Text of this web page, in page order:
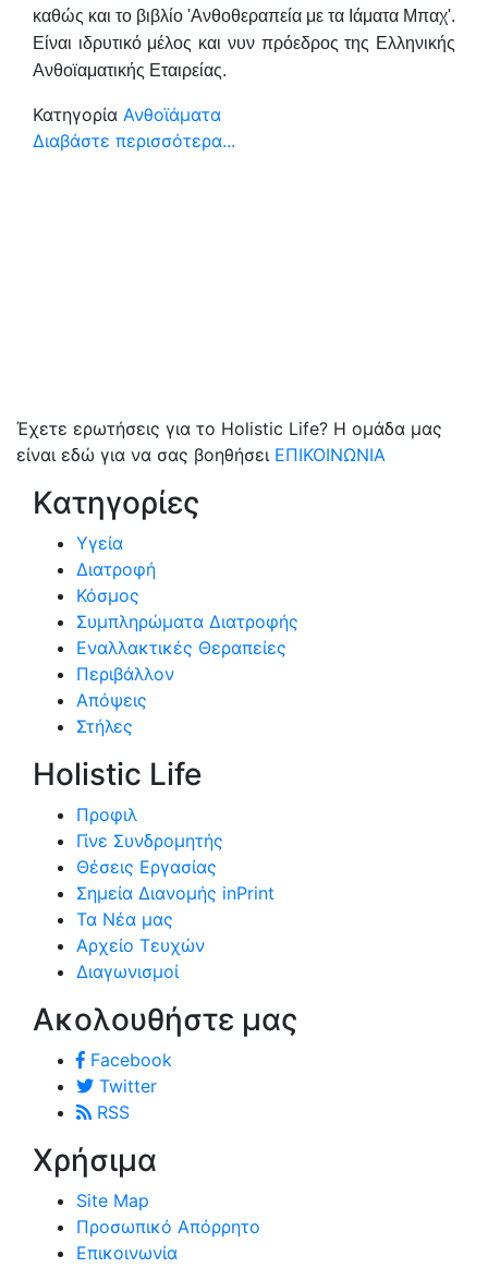
καθώς και το βιβλίο 'Ανθοθεραπεία με τα Ιάματα Μπαχ'.
Είναι ιδρυτικό μέλος και νυν πρόεδρος της Ελληνικής
Ανθοϊαματικής Εταιρείας.
Κατηγορία Ανθοϊάματα
Διαβάστε περισσότερα...
Έχετε ερωτήσεις για το Holistic Life? Η ομάδα μας
είναι εδώ για να σας βοηθήσει ΕΠΙΚΟΙΝΩΝΙΑ
Κατηγορίες
Υγεία
Διατροφή
Κόσμος
Συμπληρώματα Διατροφής
Εναλλακτικές Θεραπείες
Περιβάλλον
Απόψεις
Στήλες
Holistic Life
Προφιλ
Γίνε Συνδρομητής
Θέσεις Εργασίας
Σημεία Διανομής inPrint
Τα Νέα μας
Αρχείο Τευχών
Διαγωνισμοί
Ακολουθήστε μας
Facebook
Twitter
RSS
Χρήσιμα
Site Map
Προσωπικό Απόρρητο
Επικοινωνία